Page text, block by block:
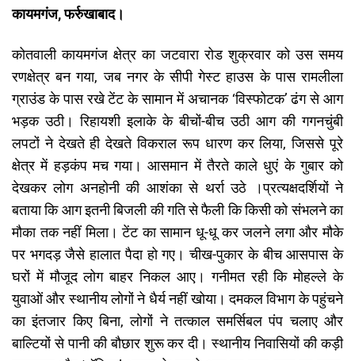
कायमगंज, फर्रुखाबाद।
कोतवाली कायमगंज क्षेत्र का जटवारा रोड शुक्रवार को उस समय
रणक्षेत्र बन गया, जब नगर के सीपी गेस्ट हाउस के पास रामलीला
ग्राउंड के पास रखे टेंट के सामान में अचानक ‘विस्फोटक’ ढंग से आग
भड़क उठी। रिहायशी इलाके के बीचों-बीच उठी आग की गगनचुंबी
लपटों ने देखते ही देखते विकराल रूप धारण कर लिया, जिससे पूरे
क्षेत्र में हड़कंप मच गया। आसमान में तैरते काले धुएं के गुबार को
देखकर लोग अनहोनी की आशंका से थर्रा उठे ।प्रत्यक्षदर्शियों ने
बताया कि आग इतनी बिजली की गति से फैली कि किसी को संभलने का
मौका तक नहीं मिला। टेंट का सामान धू-धू कर जलने लगा और मौके
पर भगदड़ जैसे हालात पैदा हो गए। चीख-पुकार के बीच आसपास के
घरों में मौजूद लोग बाहर निकल आए। ​गनीमत रही कि मोहल्ले के
युवाओं और स्थानीय लोगों ने धैर्य नहीं खोया। दमकल विभाग के पहुंचने
का इंतजार किए बिना, लोगों ने तत्काल समर्सिबल पंप चलाए और
बाल्टियों से पानी की बौछार शुरू कर दी। स्थानीय निवासियों की कड़ी